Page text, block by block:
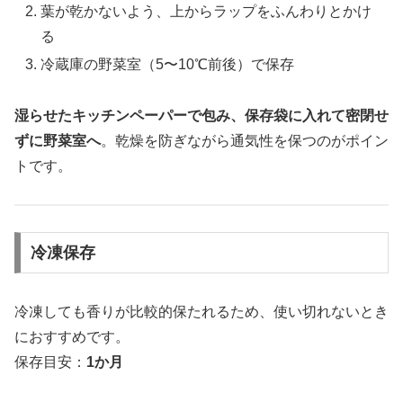
葉が乾かないよう、上からラップをふんわりとかけ
る
冷蔵庫の野菜室（5〜10℃前後）で保存
湿らせたキッチンペーパーで包み、保存袋に入れて密閉せ
ずに野菜室へ。乾燥を防ぎながら通気性を保つのがポイン
トです。
冷凍保存
冷凍しても香りが比較的保たれるため、使い切れないとき
におすすめです。
保存目安： 1か月